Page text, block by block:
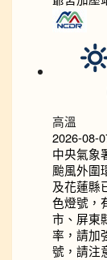
高溫
2026-08-
中央氣象
颱風外圍
及花蓮縣
色燈號，
市、屏東
率，請加
號，請注